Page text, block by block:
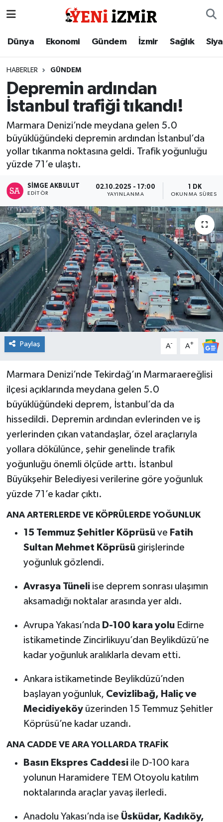
Dünya Ekonomi Gündem İzmir Sağlık
HABERLER GÜNDEM
Depremin ardından
İstanbul trafiği tıkandı!
Marmara Denizi’nde meydana gelen 5.0
büyüklüğündeki depremin ardından İstanbul’da
yollar tıkanma noktasına geldi. Trafik yoğunluğu
yüzde 71’e ulaştı.
SIMGE AKBULUT
EDITÖR
02.10.2025 - 17:00
YAYINLANMA
1 DK
OKUNMA SÜRESI
Paylaş A- A+
Marmara Denizi’nde Tekirdağ’ın Marmaraereğlisi
ilçesi açıklarında meydana gelen 5.0
büyüklüğündeki deprem, İstanbul’da da
hissedildi. Depremin ardından evlerinden ve iş
yerlerinden çıkan vatandaşlar, özel araçlarıyla
yollara dökülünce, şehir genelinde trafik
yoğunluğu önemli ölçüde arttı. İstanbul
Büyükşehir Belediyesi verilerine göre yoğunluk
yüzde 71’e kadar çıktı.
ANA ARTERLERDE VE KÖPRÜLERDE YOĞUNLUK
15 Temmuz Şehitler Köprüsüve Fatih
Sultan Mehmet Köprüsügirişlerinde
yoğunluk gözlendi.
Avrasya Tüneliise deprem sonrası ulaşımın
aksamadığı noktalar arasında yer aldı.
Avrupa Yakası’nda D-100 kara yoluEdirne
istikametinde Zincirlikuyu’dan Beylikdüzü’ne
kadar yoğunluk aralıklarla devam etti.
Ankara istikametinde Beylikdüzü’nden
başlayan yoğunluk, Cevizlibağ, Haliç ve
Mecidiyeköyüzerinden 15 Temmuz Şehitler
Köprüsü’ne kadar uzandı.
ANA CADDE VE ARA YOLLARDA TRAFİK
Basın Ekspres Caddesiile D-100 kara
yolunun Haramidere TEM Otoyolu katılım
noktalarında araçlar yavaş ilerledi.
Anadolu Yakası’nda ise Üsküdar, Kadıköy,
Dünya
Gündem
İzmir
Sağlık
Siyaset
Magazin
Resmi İlanlar
Spor
Teknoloji
Tatil ve Seyahat
Çevre
Okul Gazetesi
İzmir Nöbetçi Eczaneler
İzmir Namaz Vakitleri
İzmir Trafik Yoğunluk Haritası
Süper Lig Puan Durumu ve Fikstür
Tüm Manşetler
Son Dakika Haberleri
Haber Arşivi